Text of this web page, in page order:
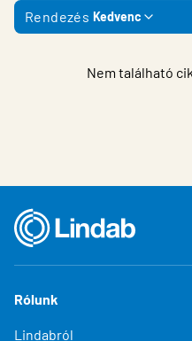
Choose languge
Hungary
Rendezés Kedvenc
Nem található
Rólunk
Lindabról